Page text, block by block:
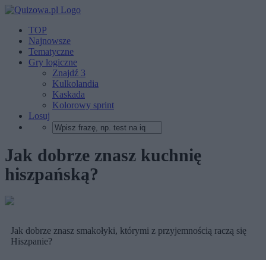
TOP
Najnowsze
Tematyczne
Gry logiczne
Znajdź 3
Kulkolandia
Kaskada
Kolorowy sprint
Losuj
Jak dobrze znasz kuchnię
hiszpańską?
Jak dobrze znasz smakołyki, którymi z przyjemnością raczą się
Hiszpanie?